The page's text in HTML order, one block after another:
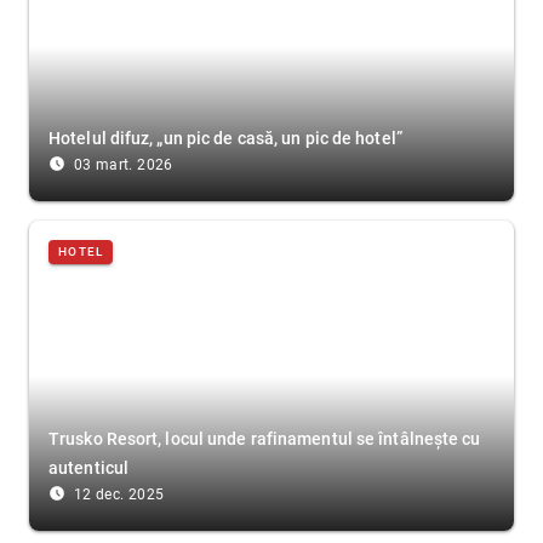
Hotelul difuz, „un pic de casă, un pic de hotel”
access_time_filled 03 mart. 2026
HOTEL
Trusko Resort, locul unde rafinamentul se întâlnește cu
autenticul
access_time_filled 12 dec. 2025